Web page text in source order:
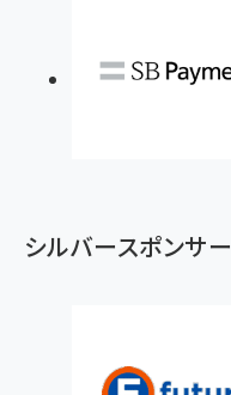
シルバースポンサー